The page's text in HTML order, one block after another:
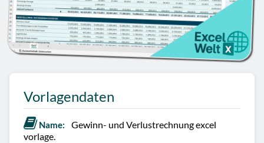
Vorlagendaten
Name:
Gewinn- und Verlustrechnung excel
vorlage.